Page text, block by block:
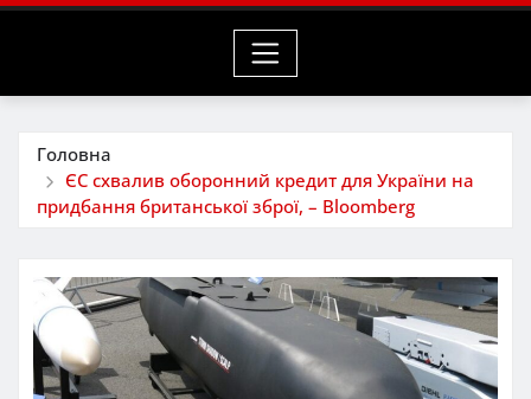
Головна
ЄС схвалив оборонний кредит для України на
придбання британської зброї, – Bloomberg